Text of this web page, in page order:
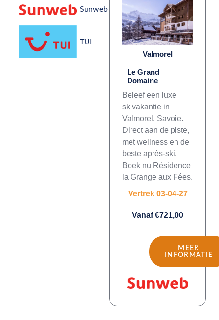
Sunweb
TUI
Valmorel
Le Grand
Domaine
Beleef een luxe
skivakantie in
Valmorel, Savoie.
Direct aan de piste,
met wellness en de
beste après-ski.
Boek nu Résidence
la Grange aux Fées.
Vertrek 03-04-27
Vanaf €721,00
MEER
INFORMATIE